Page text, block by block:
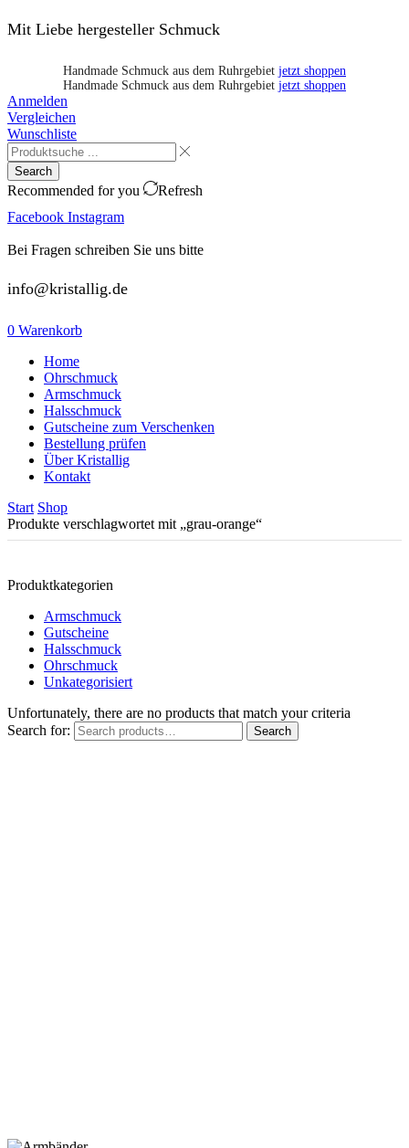
Mit Liebe hergesteller Schmuck
Handmade Schmuck aus dem Ruhrgebiet jetzt shoppen
Handmade Schmuck aus dem Ruhrgebiet jetzt shoppen
Anmelden
Vergleichen
Wunschliste
Search
Recommended for you
Refresh
Facebook Instagram
Bei Fragen schreiben Sie uns bitte
info@kristallig.de
0 Warenkorb
Home
Ohrschmuck
Armschmuck
Halsschmuck
Gutscheine zum Verschenken
Bestellung prüfen
Über Kristallig
Kontakt
Start Shop
Produkte verschlagwortet mit „grau-orange“
Produktkategorien
Armschmuck
Gutscheine
Halsschmuck
Ohrschmuck
Unkategorisiert
Unfortunately, there are no products that match your criteria
Search for:
Search